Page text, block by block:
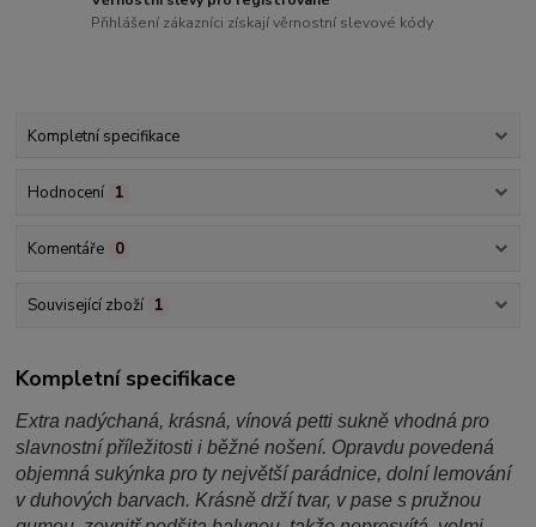
Přihlášení zákazníci získají věrnostní slevové kódy
Kompletní specifikace
Hodnocení 1
Komentáře 0
Související zboží 1
Kompletní specifikace
Extra nadýchaná, krásná, vínová petti sukně vhodná pro
slavnostní příležitosti i běžné nošení. Opravdu povedená
objemná sukýnka pro ty největší parádnice, dolní lemování
v duhových barvach. Krásně drží tvar, v pase s pružnou